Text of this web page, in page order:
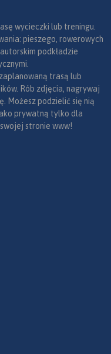
wycieczki lub treningu.
pieszego, rowerowych
podkładzie
trasą lub
Rób zdjęcia, nagrywaj
Możesz podzielić się nią
prywatną tylko dla
stronie www!